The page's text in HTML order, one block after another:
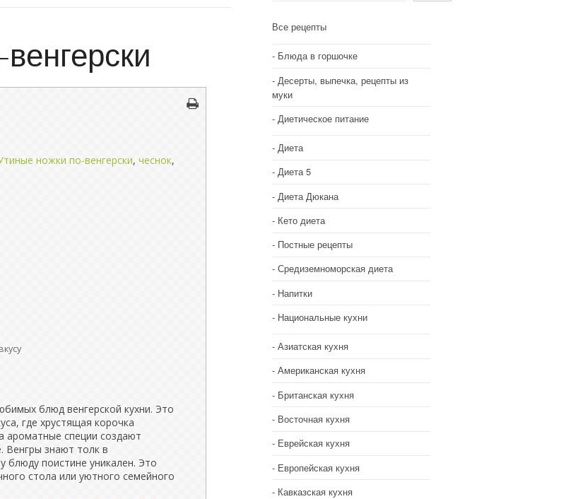
ножки по-венгерски, чеснок,
блюд венгерской кухни. Это
где хрустящая корочка
ароматные специи создают
Венгры знают толк в
блюду поистине уникален. Это
стола или уютного семейного
Все рецепты
Блюда в горшочке
Десерты, выпечка, рецепты из
муки
Диетическое питание
Диета
Диета 5
Диета Дюкана
Кето диета
Постные рецепты
Средиземноморская диета
Напитки
Национальные кухни
Азиатская кухня
Американская кухня
Британская кухня
Восточная кухня
Еврейская кухня
Европейская кухня
Кавказская кухня